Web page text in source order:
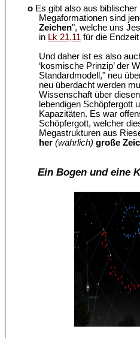
o Es gibt also aus
Megaformationen sind
Zeichen", welche uns
in Lk 21,11 für die
Und daher ist es also
‘kosmische Prinzip’ der
Standardmodell," neu
neu überdacht werden
Wissenschaft über
lebendigen Schöpfergott
Kapazitäten. Es war
Schöpfergott, welcher
Megastrukturen aus
her(wahrlich) große
Ein Bogen und eine